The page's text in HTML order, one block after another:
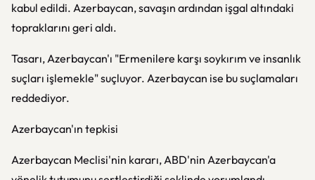
kabul edildi. Azerbaycan, savaşın ardından işgal altındaki
topraklarını geri aldı.
Tasarı, Azerbaycan'ı "Ermenilere karşı soykırım ve insanlık
suçları işlemekle" suçluyor. Azerbaycan ise bu suçlamaları
reddediyor.
Azerbaycan'ın tepkisi
Azerbaycan Meclisi'nin kararı, ABD'nin Azerbaycan'a